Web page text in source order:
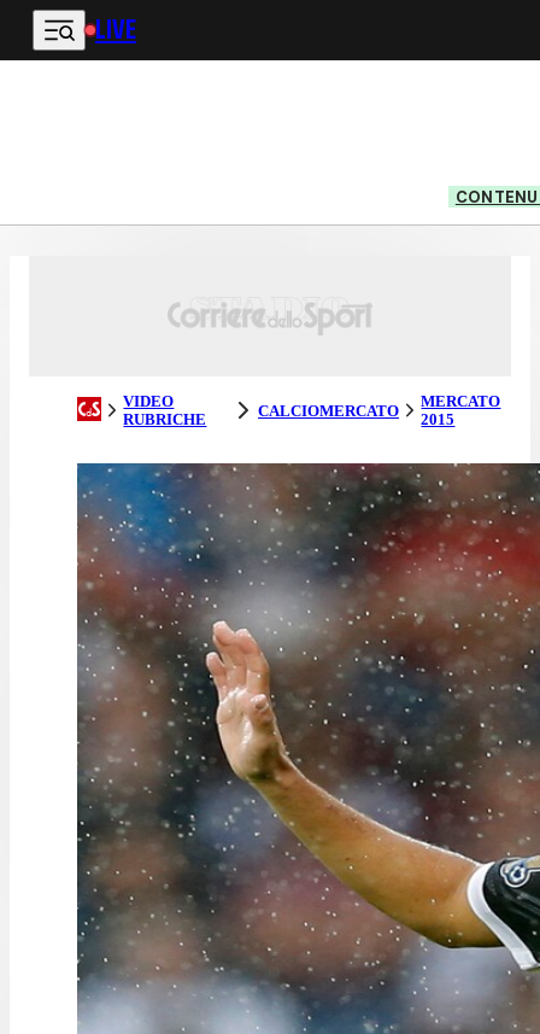
Vai al contenuto principale
LIVE
VIDEO
RUBRICHE
CALCIOMERCATO
MERCATO
2015